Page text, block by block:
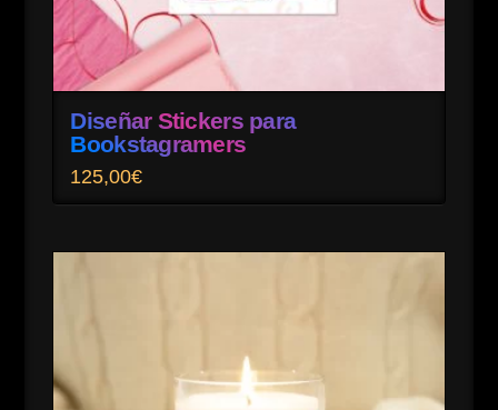
Diseñar Stickers para
Bookstagramers
125,00€